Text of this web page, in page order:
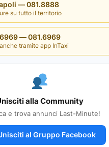
— 081.8888
su tutto il territorio
— 081.6969
tramite app InTaxi
alla Community
e trova annunci Last-Minute!
al Gruppo Facebook